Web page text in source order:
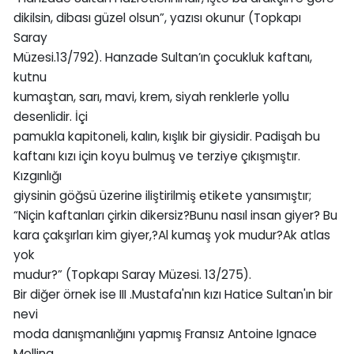
dikilsin, dibası güzel olsun”, yazısı okunur (Topkapı
Saray
Müzesi.13/792). Hanzade Sultan’ın çocukluk kaftanı,
kutnu
kumaştan, sarı, mavi, krem, siyah renklerle yollu
desenlidir. İçi
pamukla kapitoneli, kalın, kışlık bir giysidir. Padişah bu
kaftanı kızı için koyu bulmuş ve terziye çıkışmıştır.
Kızgınlığı
giysinin göğsü üzerine iliştirilmiş etikete yansımıştır;
“Niçin kaftanları çirkin dikersiz?Bunu nasıl insan giyer? Bu
kara çakşırları kim giyer,?Al kumaş yok mudur?Ak atlas
yok
mudur?” (Topkapı Saray Müzesi. 13/275).
Bir diğer örnek ise III .Mustafa'nın kızı Hatice Sultan'ın bir
nevi
moda danışmanlığını yapmış Fransız Antoine Ignace